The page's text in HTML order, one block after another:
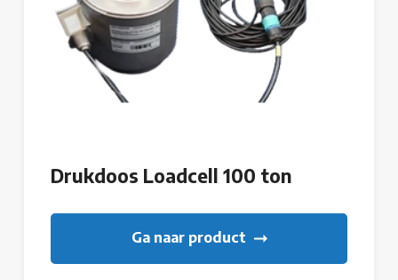
Drukdoos Loadcell 100 ton
Ga naar product